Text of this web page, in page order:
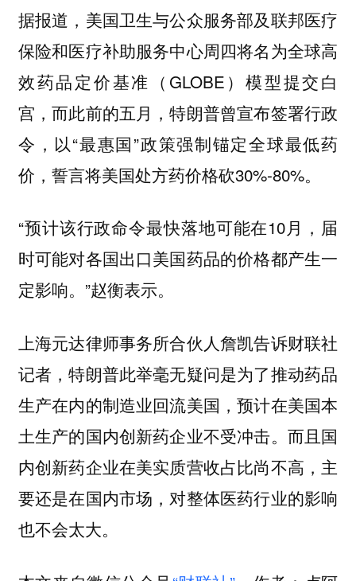
据报道，美国卫生与公众服务部及联邦医疗
保险和医疗补助服务中心周四将名为全球高
效药品定价基准（GLOBE）模型提交白
宫，而此前的五月，特朗普曾宣布签署行政
令，以“最惠国”政策强制锚定全球最低药
价，誓言将美国处方药价格砍30%-80%。
“预计该行政命令最快落地可能在10月，届
时可能对各国出口美国药品的价格都产生一
定影响。”赵衡表示。
上海元达律师事务所合伙人詹凯告诉财联社
记者，特朗普此举毫无疑问是为了推动药品
生产在内的制造业回流美国，预计在美国本
土生产的国内创新药企业不受冲击。而且国
内创新药企业在美实质营收占比尚不高，主
要还是在国内市场，对整体医药行业的影响
也不会太大。